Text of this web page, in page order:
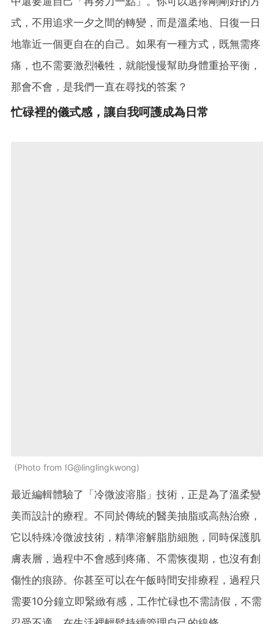
式，不用追求一夕之間的轉變，而是溫柔地、日復一日
地靠近一個更自在的自己。如果有一種方式，既無需疼
痛，也不需要激烈犧牲，就能慢慢幫助身體重拾平衡，
那會不會，是我們一直在尋找的答案？
忙碌裡的儀式感，讓自我呵護成為日常
Photo from IG@linglingkwong
最近編輯體驗了「冷微波溶脂」技術，正是為了溫柔變
美而設計的療程。不同於傳統的醫美抽脂或高熱治療，
它以特殊冷微波技術，精準溶解脂肪細胞，同時保護肌
膚表層，過程中不會感到疼痛、不需恢復期，也沒有創
傷性的痕跡。你甚至可以在午飯時間安排療程，過程只
需要10分鐘立即緊緻有感，工作忙碌也不需請假，不需